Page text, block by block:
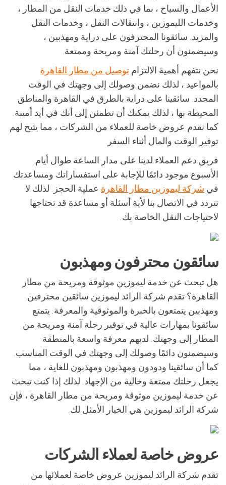
الأعمال والسياح ، بما في ذلك خدمات النقل من المطار ،
وخدمات الليموزين ، وانتقالات النقل ، وخدمات النقل
والمزيد. سائقونا المحترفون على دراية ومهذبين ،
وسيضمنون أن رحلتك آمنة ومريحة وممتعة.
نحن نتفهم أهمية الالتزام توصيل من مطار القاهرة
بالمواعيد ، لذلك نضمن وصولك إلى وجهتك في الوقت
المحدد. سائقينا على دراية بالطرق في القاهرة والمناطق
المحيطة بها ، لذلك يمكنك أن تطمئن إلى أنك في أيد أمينة.
كما نقدم عروض خاصة للعملاء من الشركات ، مما يتيح لهم
توفير الوقت والمال أثناء السفر.
فريق دعم العملاء لدينا على مدار الساعة طوال أيام
الأسبوع موجود دائمًا للإجابة على استفساراتك ومساعدتك
في شركة ليموزين مطار القاهرة عملية الحجز. لذلك لا
تتردد في الاتصال بنا لأية أسئلة أو مساعدة قد تحتاجها
لاحتياجات النقل الخاصة بك.
سائقون محترفون ومهذبون
هل تبحث عن خدمة ليموزين موثوقة ومريحة من مطار
القاهرة؟ تقدم شركة الرائد ليموزين سائقين محترفين
ومهذبين يتمتعون بالخبرة والموثوقية والمعرفة. يتمتع
سائقونا بمهارات عالية في توفير رحلة آمنة ومريحة من
المطار إلى وجهتك. لديهم معرفة واسعة بالمنطقة
وسيضمنون دائمًا وصولك إلى وجهتك في الوقت المناسب.
كما أن سائقينا ودودون ومهذبون ومهذبون للغاية ، مما
يجعل رحلتك ممتعة وخالية من الإجهاد. لذلك إذا كنت تبحث
عن خدمة ليموزين موثوقة ومريحة من مطار القاهرة ، فإن
شركة الرائد ليموزين هي الخيار الأمثل لك.
عروض خاصة لعملاء الشركات
تقدم شركة الرائد ليموزين عروض خاصة لعملائها من